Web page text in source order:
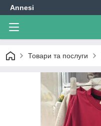
Annesi
Товари та послуги